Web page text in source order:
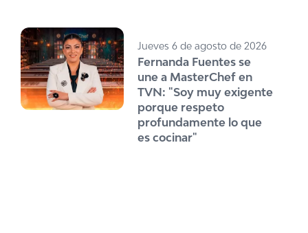
Jueves 6 de agosto de 2026
Fernanda Fuentes se
une a MasterChef en
TVN: "Soy muy exigente
porque respeto
profundamente lo que
es cocinar"